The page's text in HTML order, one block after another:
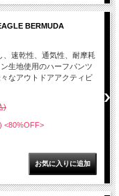
BERMUDA
、速乾性、通気性、耐摩耗
生地使用のハーフパンツ
なアウトドアアクティビ
)
<80%OFF>